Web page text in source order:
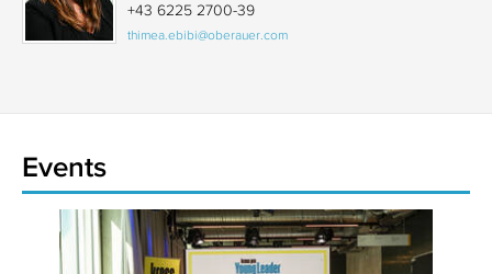
+43 6225 2700-39
thimea.ebibi@oberauer.com
Events